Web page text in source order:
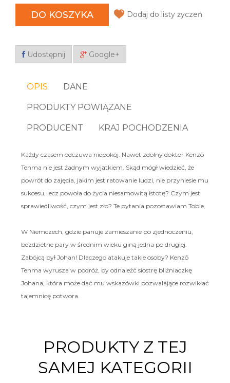
DO KOSZYKA Dodaj do listy życzeń
Udostępnij Google+
OPIS DANE
PRODUKTY POWIĄZANE
PRODUCENT KRAJ POCHODZENIA
Każdy czasem odczuwa niepokój. Nawet zdolny doktor Kenzō
Tenma nie jest żadnym wyjątkiem. Skąd mógł wiedzieć, że
powrót do zajęcia, jakim jest ratowanie ludzi, nie przyniesie mu
sukcesu, lecz powoła do życia niesamowitą istotę? Czym jest
sprawiedliwość, czym jest zło? Te pytania pozostawiam Tobie.
W Niemczech, gdzie panuje zamieszanie po zjednoczeniu,
bezdzietne pary w średnim wieku giną jedna po drugiej.
Zabójcą był Johan! Dlaczego atakuje takie osoby? Kenzō
Tenma wyrusza w podróż, by odnaleźć siostrę bliźniaczkę
Johana, która może dać mu wskazówki pozwalające rozwikłać
tajemnicę potwora.
PRODUKTY Z TEJ
SAMEJ KATEGORII